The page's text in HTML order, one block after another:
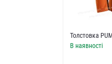
Толстовка
В наявності